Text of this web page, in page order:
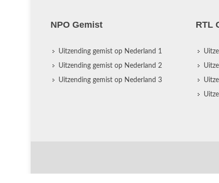
NPO Gemist
Uitzending gemist op Nederland 1
Uitzending gemist op Nederland 2
Uitzending gemist op Nederland 3
RTL